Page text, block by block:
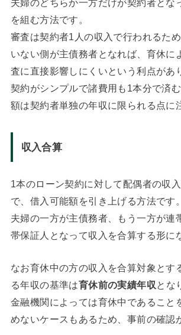
夫婦のどちらか一方だけが契約者とな
を組む方法です。
審査は契約者1人の収入で行われるた
いない側が主債務者となれば、育休に
査に直接影響しにくいという利点があ
契約がシンプルで諸費用も1本分で済
額は契約者単独の年収に限られる点に
収入合算
1本のローン契約に対して配偶者の収
で、借入可能額を引き上げる方法です。
夫婦の一方が主債務者、もう一方が連
帯保証人となって収入を合算する形に
なお育休中の方の収入を合算対象とす
る年収の基準は育休前の実績年収 とな
金融機関によっては育休中であること
めないケースもあるため、事前の確認